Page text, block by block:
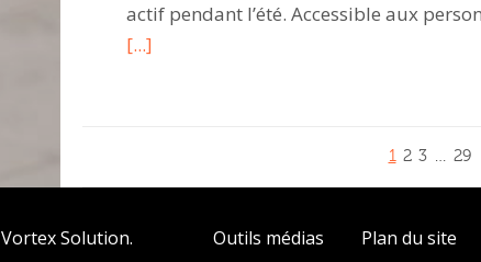
actif pendant l’été. Accessible aux
[...]
1 2 3 … 29
Vortex Solution. Outils médias Plan du site